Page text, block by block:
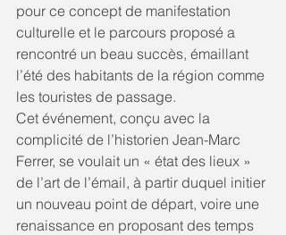
pour ce concept de manifestation
culturelle et le parcours proposé a
rencontré un beau succès, émaillant
l’été des habitants de la région comme
les touristes de passage.
Cet événement, conçu avec la
complicité de l’historien Jean-Marc
Ferrer, se voulait un « état des lieux »
de l’art de l’émail, à partir duquel initier
un nouveau point de départ, voire une
renaissance en proposant des temps